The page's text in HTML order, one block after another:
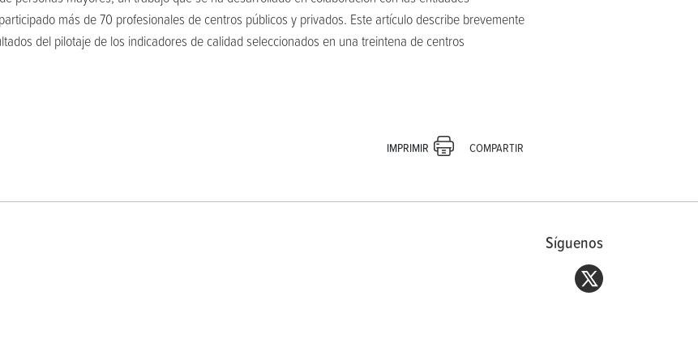
más de 70 profesionales de centros públicos y privados. Este artículo describe brevemente
del pilotaje de los indicadores de calidad seleccionados en una treintena de centros
IMPRIMIR COMPARTIR
Síguenos